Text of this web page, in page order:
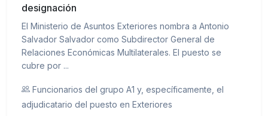
designación
El Ministerio de Asuntos Exteriores nombra a Antonio
Salvador Salvador como Subdirector General de
Relaciones Económicas Multilaterales. El puesto se
cubre por ...
Funcionarios del grupo A1 y, específicamente, el
adjudicatario del puesto en Exteriores